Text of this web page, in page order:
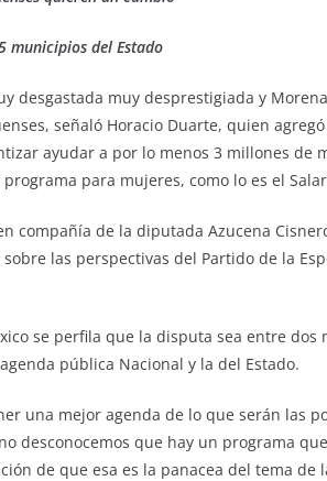
municipios del Estado
desgastada muy desprestigiada y
señaló Horacio Duarte, quien
ayudar a por lo menos 3 millones de
para mujeres, como lo es el
compañía de la diputada Azucena
las perspectivas del Partido de la
se perfila que la disputa sea entre dos
pública Nacional y la del Estado.
una mejor agenda de lo que serán las
desconocemos que hay un programa
de que esa es la panacea del tema de